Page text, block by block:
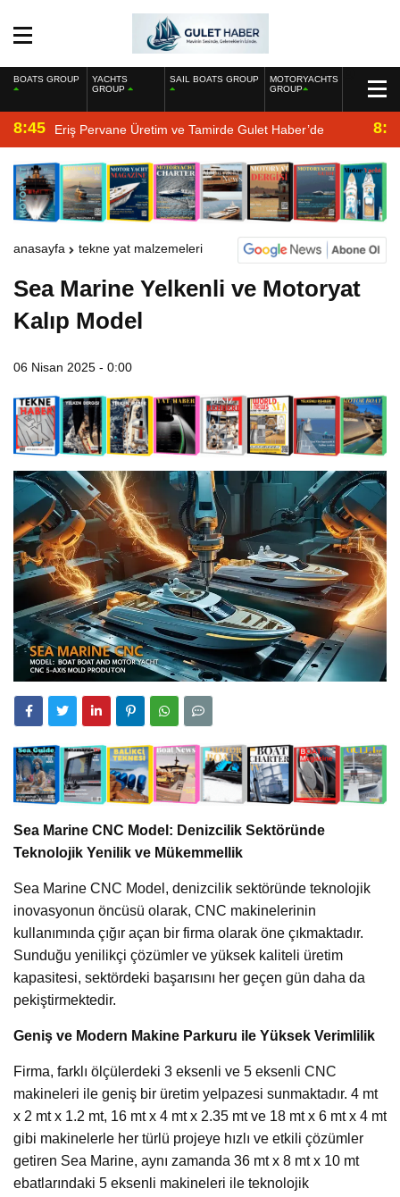
BOATS GROUP
YACHTS
GROUP
SAIL BOATS GROUP
MOTORYACHTS
GROUP
8:45 Eriş Pervane Üretim ve Tamirde Gulet Haber’de
anasayfa tekne yat malzemeleri
Sea Marine Yelkenli ve Motoryat
Kalıp Model
06 Nisan 2025 - 0:00
Sea Marine CNC Model: Denizcilik Sektöründe
Teknolojik Yenilik ve Mükemmellik
Sea Marine CNC Model, denizcilik sektöründe teknolojik
inovasyonun öncüsü olarak, CNC makinelerinin
kullanımında çığır açan bir firma olarak öne çıkmaktadır.
Sunduğu yenilikçi çözümler ve yüksek kaliteli üretim
kapasitesi, sektördeki başarısını her geçen gün daha da
pekiştirmektedir.
Geniş ve Modern Makine Parkuru ile Yüksek Verimlilik
Firma, farklı ölçülerdeki 3 eksenli ve 5 eksenli CNC
makineleri ile geniş bir üretim yelpazesi sunmaktadır. 4 mt
x 2 mt x 1.2 mt, 16 mt x 4 mt x 2.35 mt ve 18 mt x 6 mt x 4 mt
gibi makinelerle her türlü projeye hızlı ve etkili çözümler
getiren Sea Marine, aynı zamanda 36 mt x 8 mt x 10 mt
ebatlarındaki 5 eksenli makineleri ile teknolojik